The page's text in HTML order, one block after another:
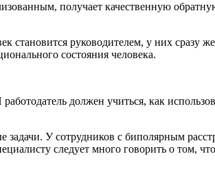
получает качественную
руководителем, у них сразу же
состояния человека.
должен учиться, как
У сотрудников с биполярным
следует много говорить о том,